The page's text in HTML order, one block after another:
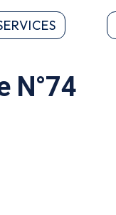
N°74